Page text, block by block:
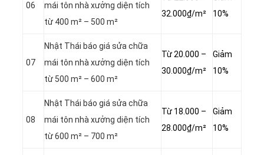
06
mái tôn nhà xưởng diện tích
từ 400 m² – 500 m²
32.000₫/m²
10%
07
Nhật Thái báo giá sửa chữa
mái tôn nhà xưởng diện tích
từ 500 m² – 600 m²
Từ 20.000 –
30.000₫/m²
Giảm
10%
08
Nhật Thái báo giá sửa chữa
mái tôn nhà xưởng diện tích
từ 600 m² – 700 m²
Từ 18.000 –
28.000₫/m²
Giảm
10%